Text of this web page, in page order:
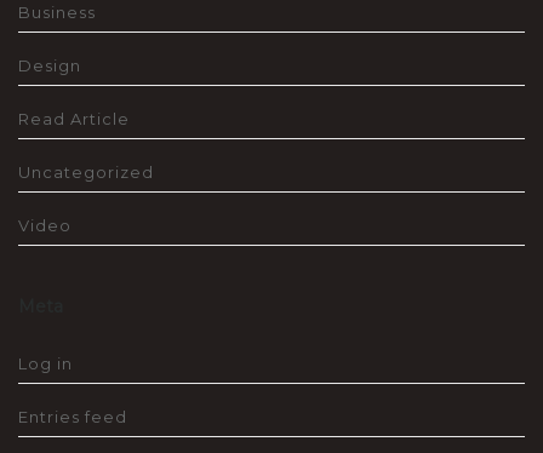
Business
Design
Read Article
Uncategorized
Video
Log in
Entries feed